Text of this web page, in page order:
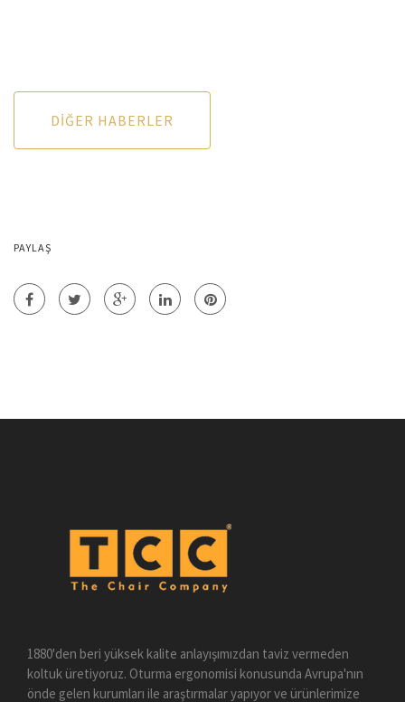
DIĞER HABERLER
PAYLAŞ
1880'den beri yüksek kalite anlayışımızdan taviz vermeden
koltuk üretiyoruz. Oturma ergonomisi konusunda Avrupa'nın
önde gelen kurumları ile araştırmalar yapıyor ve ürünlerimize